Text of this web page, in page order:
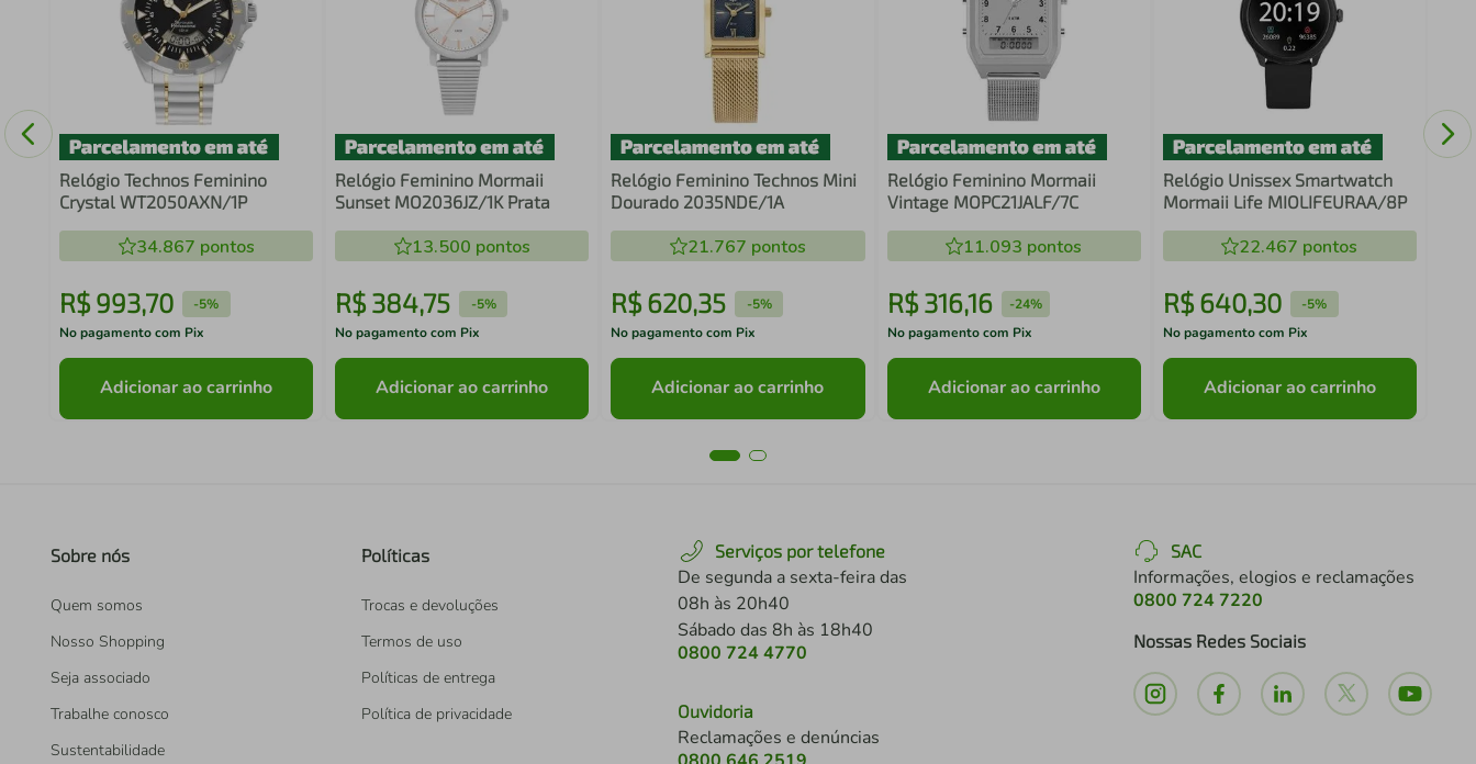
Relógio Technos Feminino
Crystal WT2050AXN/1P
34.867 pontos
R$ 993,70 -5%
No pagamento com Pix
Adicionar ao carrinho
Relógio Feminino Mormaii
Sunset MO2036JZ/1K Prata
13.500 pontos
R$ 384,75 -5%
No pagamento com Pix
Adicionar ao carrinho
Relógio Feminino Technos Mini
Dourado 2035NDE/1A
21.767 pontos
R$620,35 -5%
No pagamento com Pix
Adicionar ao carrinho
Relógio Feminino Mormaii
Vintage MOPC21JALF/7C
11.093 pontos
R$ 316,16 -24%
No pagamento com Pix
Adicionar ao carrinho
Relógio Unissex Smartwatch
Mormaii Life MIOLIFEURAA/8P
22.467 pontos
R$ 640,30 -5%
No pagamento com Pix
Adicionar ao carrinho
Sobre nós
Quem somos
Nosso Shopping
Seja associado
Trabalhe conosco
Sustentabilidade
Políticas
Trocas e devoluções
Termos de uso
Políticas de entrega
Política de privacidade
Serviços por telefone
De segunda a sexta-feira das
08h às 20h40
Sábado das 8h às 18h40
0800 724 4770
Ouvidoria
Reclamações e denúncias
SAC
Informações, elogios e reclamações
0800 724 7220
Nossas Redes Sociais